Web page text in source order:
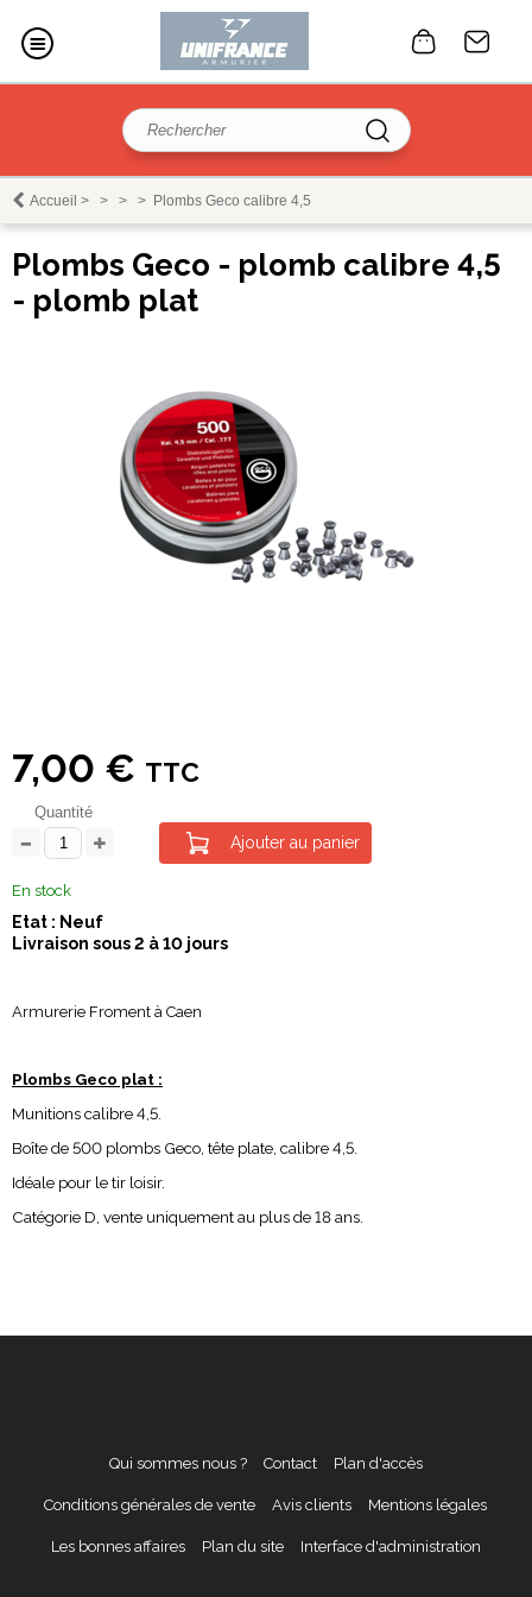
Accueil > > > > Plombs Geco calibre 4,5
Plombs Geco - plomb calibre 4,5
- plomb plat
7,00 € TTC
Quantité
Ajouter au panier
En stock
Etat : Neuf
Livraison sous 2 à 10 jours
Armurerie Froment à Caen
Plombs Geco plat :
Munitions calibre 4,5.
Boîte de 500 plombs Geco, tête plate, calibre 4,5.
Idéale pour le tir loisir.
Catégorie D, vente uniquement au plus de 18 ans.
Qui sommes nous ? Contact Plan d'accès
Conditions générales de vente Avis clients Mentions légales
Les bonnes affaires Plan du site Interface d'administration